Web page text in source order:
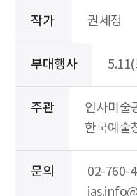
작가 권세정
부대행사
주관
인사미술
한국예술
문의
02-760-